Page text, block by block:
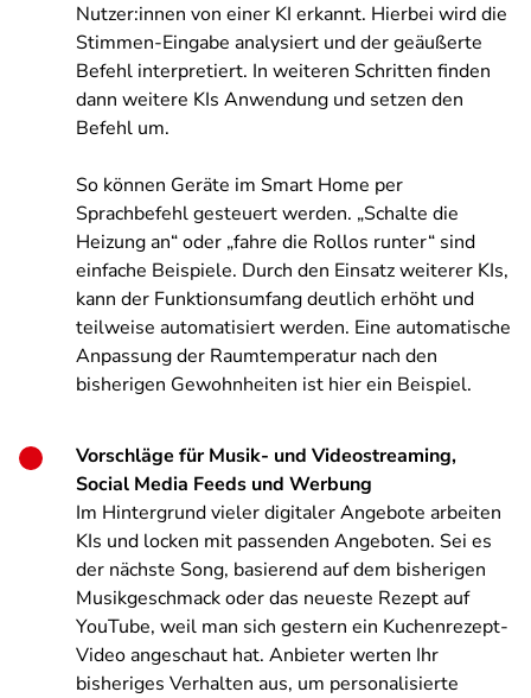
Nutzer:innen von einer KI erkannt. Hierbei wird die
Stimmen-Eingabe analysiert und der geäußerte
Befehl interpretiert. In weiteren Schritten finden
dann weitere KIs Anwendung und setzen den
Befehl um.
So können Geräte im Smart Home per
Sprachbefehl gesteuert werden. „Schalte die
Heizung an“ oder „fahre die Rollos runter“ sind
einfache Beispiele. Durch den Einsatz weiterer KIs,
kann der Funktionsumfang deutlich erhöht und
teilweise automatisiert werden. Eine automatische
Anpassung der Raumtemperatur nach den
bisherigen Gewohnheiten ist hier ein Beispiel.
Vorschläge für Musik- und Videostreaming,
Social Media Feeds und Werbung
Im Hintergrund vieler digitaler Angebote arbeiten
KIs und locken mit passenden Angeboten. Sei es
der nächste Song, basierend auf dem bisherigen
Musikgeschmack oder das neueste Rezept auf
YouTube, weil man sich gestern ein Kuchenrezept-
Video angeschaut hat. Anbieter werten Ihr
bisheriges Verhalten aus, um personalisierte